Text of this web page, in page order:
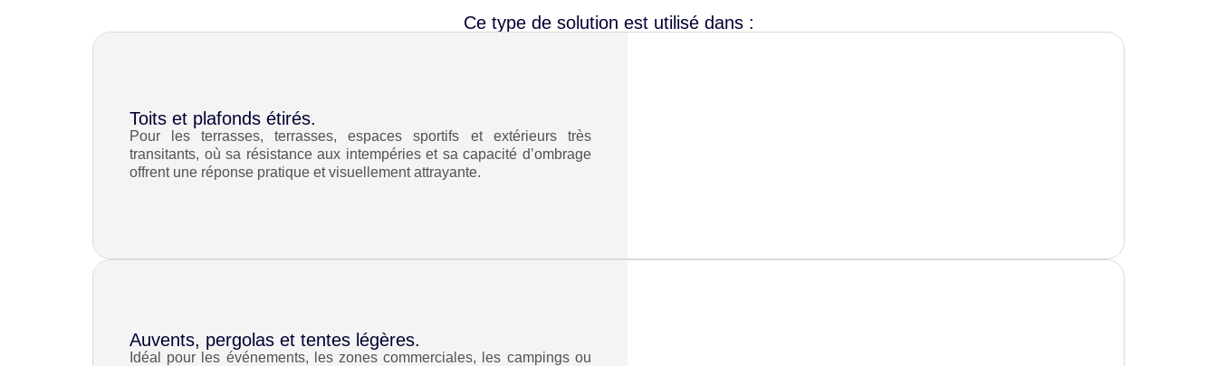
Ce type de solution est utilisé dans :
Toits et plafonds étirés.
Pour les terrasses, terrasses, espaces sportifs et extérieurs très
transitants, où sa résistance aux intempéries et sa capacité d’ombrage
offrent une réponse pratique et visuellement attrayante.
Auvents, pergolas et tentes légères.
Idéal pour les événements, les zones commerciales, les campings ou